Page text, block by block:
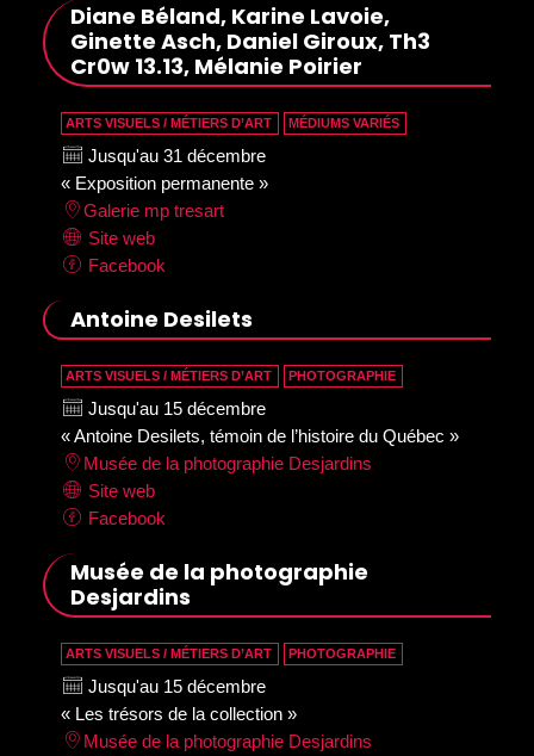
Diane Béland, Karine Lavoie,
Ginette Asch, Daniel Giroux, Th3
Cr0w 13.13, Mélanie Poirier
ARTS VISUELS / MÉTIERS D’ART MÉDIUMS VARIÉS
Jusqu'au 31 décembre
« Exposition permanente »
Galerie mp tresart
Site web
Facebook
Antoine Desilets
ARTS VISUELS / MÉTIERS D’ART PHOTOGRAPHIE
Jusqu'au 15 décembre
« Antoine Desilets, témoin de l’histoire du Québec »
Musée de la photographie Desjardins
Site web
Facebook
Musée de la photographie
Desjardins
ARTS VISUELS / MÉTIERS D’ART PHOTOGRAPHIE
Jusqu'au 15 décembre
« Les trésors de la collection »
Musée de la photographie Desjardins